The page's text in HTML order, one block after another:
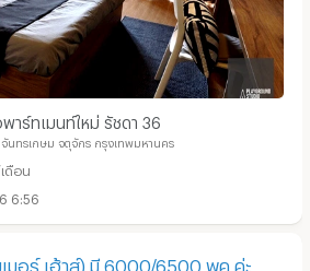
าร์ทเมนท์ใหม่ รัชดา 36
นทรเกษม จตุจักร กรุงเทพมหานคร
ดือน
6:56
มอร์ เฮ้าส์) มี 6000/6500 พค ค่ะ